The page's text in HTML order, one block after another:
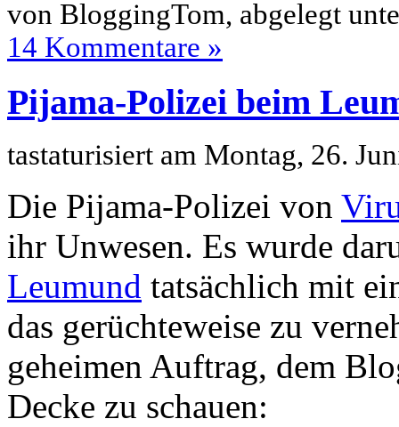
von BloggingTom, abgelegt
14 Kommentare »
Pijama-Polizei beim
tastaturisiert am Montag, 26.
Die Pijama-Polizei von
ihr Unwesen. Es wurde
Leumund tatsächlich mit
das gerüchteweise zu
geheimen Auftrag, dem
Decke zu schauen: